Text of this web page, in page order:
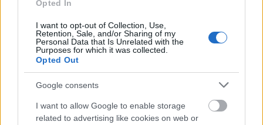
Opted In
I want to opt-out of Collection, Use,
Retention, Sale, and/or Sharing of my
Personal Data that Is Unrelated with the
Purposes for which it was collected.
Opted Out
Google consents
I want to allow Google to enable storage
related to advertising like cookies on web or
Seega hooldusrežiimi lubamiseks käivitage see:
UPDATE [AxDB].[dbo].[SQLSYSTEMVARIABLES]
WHERE PARM = 'CONFIGURATIONMODE';
Ja selle uuesti keelamiseks käivitage see: